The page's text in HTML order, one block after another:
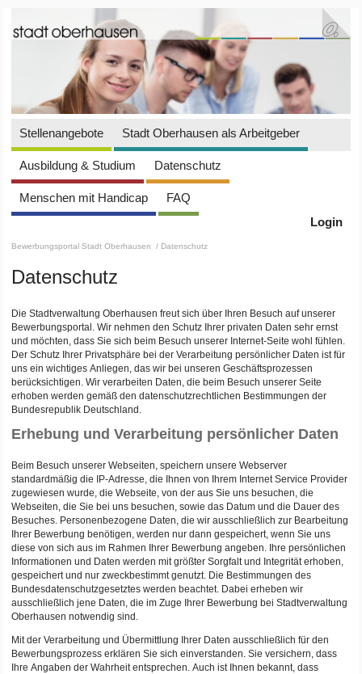
Stellenangebote Stadt Oberhausen als Arbeitgeber
Ausbildung & Studium Datenschutz
Menschen mit Handicap
FAQ
Login
Bewerbungsportal Stadt Oberhausen / Datenschutz
Datenschutz
Die Stadtverwaltung Oberhausen freut sich über Ihren Besuch auf unserer
Bewerbungsportal. Wir nehmen den Schutz Ihrer privaten Daten sehr ernst
und möchten, dass Sie sich beim Besuch unserer Internet-Seite wohl fühlen.
Der Schutz Ihrer Privatsphäre bei der Verarbeitung persönlicher Daten ist für
uns ein wichtiges Anliegen, das wir bei unseren Geschäftsprozessen
berücksichtigen. Wir verarbeiten Daten, die beim Besuch unserer Seite
erhoben werden gemäß den datenschutzrechtlichen Bestimmungen der
Bundesrepublik Deutschland.
Erhebung und Verarbeitung persönlicher Daten
Beim Besuch unserer Webseiten, speichern unsere Webserver
standardmäßig die IP-Adresse, die Ihnen von Ihrem Internet Service Provider
zugewiesen wurde, die Webseite, von der aus Sie uns besuchen, die
Webseiten, die Sie bei uns besuchen, sowie das Datum und die Dauer des
Besuches. Personenbezogene Daten, die wir ausschließlich zur Bearbeitung
Ihrer Bewerbung benötigen, werden nur dann gespeichert, wenn Sie uns
diese von sich aus im Rahmen Ihrer Bewerbung angeben. Ihre persönlichen
Informationen und Daten werden mit größter Sorgfalt und Integrität erhoben,
gespeichert und nur zweckbestimmt genutzt. Die Bestimmungen des
Bundesdatenschutzgesetztes werden beachtet. Dabei erheben wir
ausschließlich jene Daten, die im Zuge Ihrer Bewerbung bei Stadtverwaltung
Oberhausen notwendig sind.
Mit der Verarbeitung und Übermittlung Ihrer Daten ausschließlich für den
Bewerbungsprozess erklären Sie sich einverstanden. Sie versichern, dass
Ihre Angaben der Wahrheit entsprechen. Auch ist Ihnen bekannt, dass